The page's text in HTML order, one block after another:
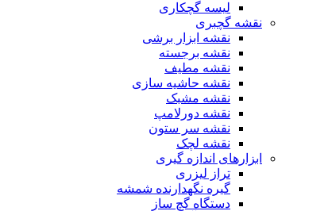
لیسه گچکاری
نقشه گچبری
نقشه ابزار برشی
نقشه برجسته
نقشه مطیف
نقشه حاشیه سازی
نقشه مشبک
نقشه دورلامپ
نقشه سر ستون
نقشه لچک
ابزارهای اندازه گیری
تراز لیزری
گیره نگهدارنده شمشه
دستگاه گچ ساز